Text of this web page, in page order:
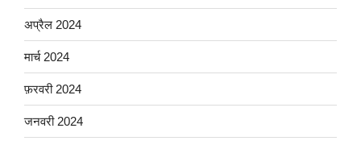
अप्रैल 2024
मार्च 2024
फ़रवरी 2024
जनवरी 2024